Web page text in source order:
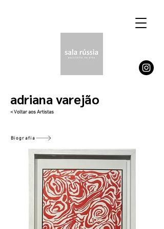
adriana varejão
< Voltar aos Artistas
Biografia